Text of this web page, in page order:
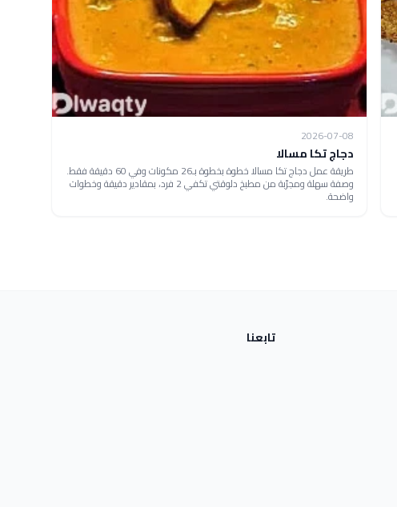
2026-07-08
دجاج تكا مسالا
طريقة عمل دجاج تكا مسالا خطوة بخطوة بـ26 مكونات وفي 60 دقيقة فقط.
وصفة سهلة ومجرّبة من مطبخ دلوقتي تكفي 2 فرد، بمقادير دقيقة وخطوات
واضحة.
تابعنا